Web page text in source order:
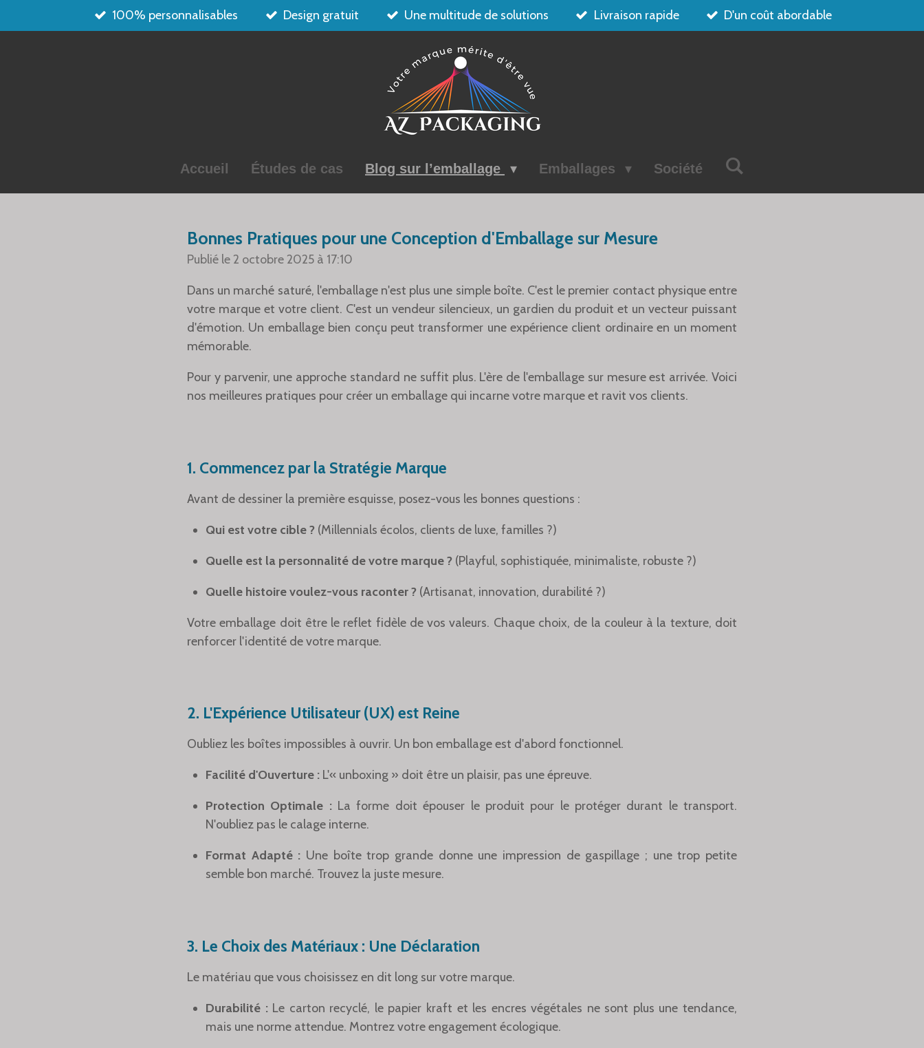
au
100% personnalisables Design gratuit Une multitude de solutions Livraison rapide D'un coût abordable
Accueil Études de cas Blog sur l’emballage Emballages Société
Bonnes Pratiques pour une Conception d'Emballage sur Mesure
Publié le 2 octobre 2025 à 17:10
Dans un marché saturé, l'emballage n'est plus une simple boîte. C'est le premier contact physique entre
votre marque et votre client. C'est un vendeur silencieux, un gardien du produit et un vecteur puissant
d'émotion. Un emballage bien conçu peut transformer une expérience client ordinaire en un moment
mémorable.
Pour y parvenir, une approche standard ne suffit plus. L'ère de l'emballage sur mesure est arrivée. Voici
nos meilleures pratiques pour créer un emballage qui incarne votre marque et ravit vos clients.
1. Commencez par la Stratégie Marque
Avant de dessiner la première esquisse, posez-vous les bonnes questions :
Qui est votre cible ? (Millennials écolos, clients de luxe, familles ?)
Quelle est la personnalité de votre marque ? (Playful, sophistiquée, minimaliste, robuste ?)
Quelle histoire voulez-vous raconter ? (Artisanat, innovation, durabilité ?)
Votre emballage doit être le reflet fidèle de vos valeurs. Chaque choix, de la couleur à la texture, doit
renforcer l'identité de votre marque.
2. L'Expérience Utilisateur (UX) est Reine
Oubliez les boîtes impossibles à ouvrir. Un bon emballage est d'abord fonctionnel.
Facilité d'Ouverture : L'« unboxing » doit être un plaisir, pas une épreuve.
Protection Optimale :La forme doit épouser le produit pour le protéger durant le transport.
N'oubliez pas le calage interne.
Format Adapté : Une boîte trop grande donne une impression de gaspillage ; une trop petite
semble bon marché. Trouvez la juste mesure.
3. Le Choix des Matériaux : Une Déclaration
Le matériau que vous choisissez en dit long sur votre marque.
Durabilité :Le carton recyclé, le papier kraft et les encres végétales ne sont plus une tendance,
mais une norme attendue. Montrez votre engagement écologique.